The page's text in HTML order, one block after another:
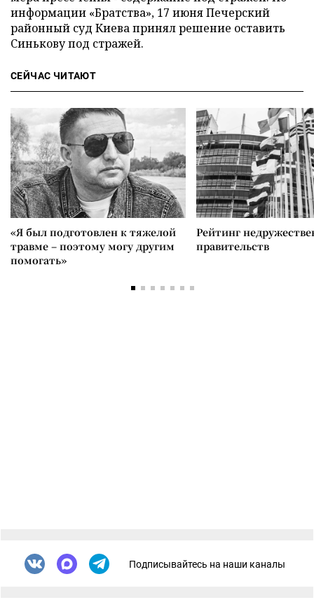
информации «Братства», 17 июня Печерский
районный суд Киева принял решение оставить
Синькову под стражей.
СЕЙЧАС ЧИТАЮТ
«Я был подготовлен к тяжелой
травме – поэтому могу другим
помогать»
Рейтинг
правительств
Подписывайтесь на наши каналы